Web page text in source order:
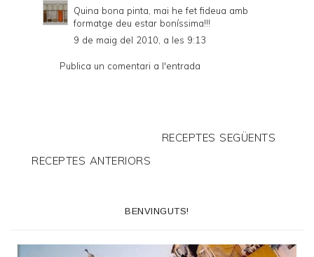
Quina bona pinta, mai he fet fideua amb
formatge deu estar boníssima!!!
9 de maig del 2010, a les 9:13
Publica un comentari a l'entrada
RECEPTES SEGÜENTS
RECEPTES ANTERIORS
BENVINGUTS!